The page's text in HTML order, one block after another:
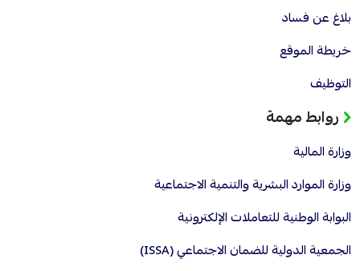
بلاغ عن فساد
خريطة الموقع
التوظيف
روابط مهمة
وزارة المالية
وزارة الموارد البشرية والتنمية الاجتماعية
البوابة الوطنية للتعاملات الإلكترونية
الجمعية الدولية للضمان الاجتماعي (ISSA)